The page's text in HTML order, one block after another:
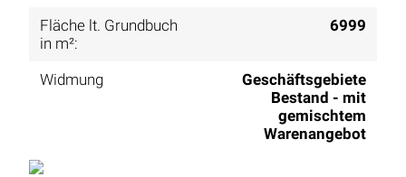
Fläche lt. Grundbuch
in m²:
6999
Widmung
Geschäftsgebiete
Bestand - mit
gemischtem
Warenangebot